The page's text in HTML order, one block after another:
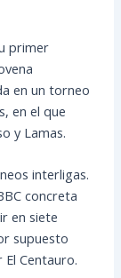
primer
en un torneo
en el que
y Lamas.
interligas.
concreta
en siete
supuesto
Centauro.